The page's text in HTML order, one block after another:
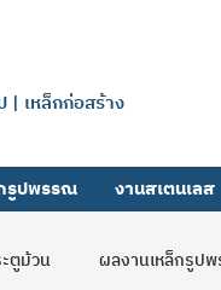
| เหล็กก่อสร้าง
รูปพรรณ งานสเตนเลส
ตูม้วน ผลงานเหล็กรูป